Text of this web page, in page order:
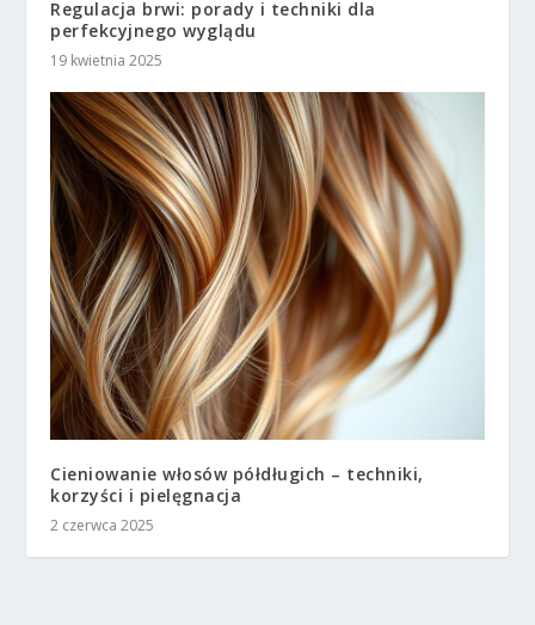
Regulacja brwi: porady i techniki dla
perfekcyjnego wyglądu
19 kwietnia 2025
Cieniowanie włosów półdługich – techniki,
korzyści i pielęgnacja
2 czerwca 2025